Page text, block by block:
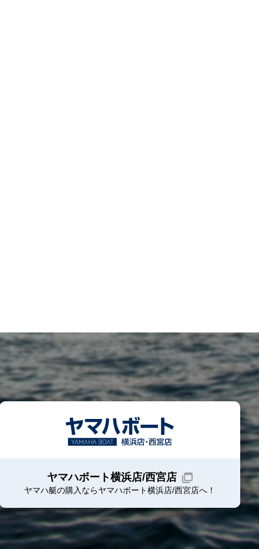
ヤマハボート横浜店/西宮店
ヤマハ艇の購入ならヤマハボート横浜店/西宮店へ！